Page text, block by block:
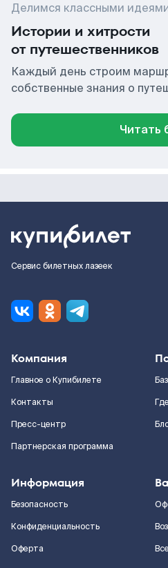
Делимся классными
Истории и хитрости
от путешественников
Каждый день строим
собственные знания о
Читать
Сервис билетных лазеек
Компания
Главное о Купибилете
Контакты
Пресс-центр
Партнерская программа
Информация
Безопасность
Конфиденциальность
Оферта